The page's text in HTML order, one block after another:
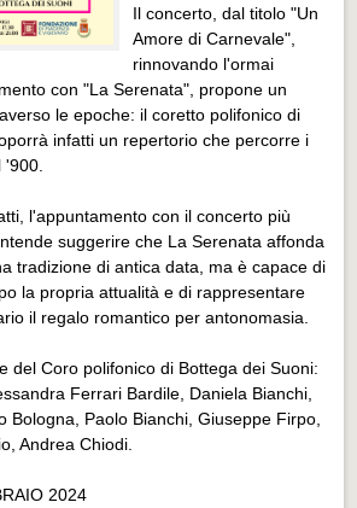
Il concerto, dal titolo "Un
Amore di Carnevale",
rinnovando l'ormai
con "La Serenata", propone un
le epoche: il coretto polifonico di
infatti un repertorio che percorre i
l'appuntamento con il concerto più
suggerire che La Serenata affonda
tradizione di antica data, ma è capace di
la propria attualità e di rappresentare
il regalo romantico per antonomasia.
del Coro polifonico di Bottega dei Suoni:
Ferrari Bardile, Daniela Bianchi,
Bologna, Paolo Bianchi, Giuseppe Firpo,
Andrea Chiodi.
2024